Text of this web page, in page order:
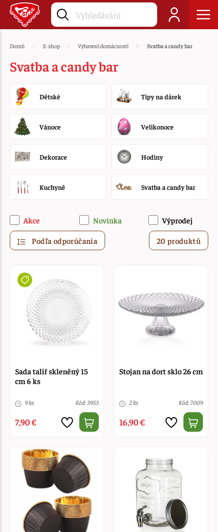
Domů E-shop Vybavení domácnosti Svatba a candy bar
Svatba a candy bar
Dětské Tipy na dárek
Vánoce Velikonoce
Dekorace Hodiny
Kuchyně Svatba a candy bar
Akce Novinka Výprodej
Podľa odporúčania 20 produktů
Sada talíř skleněný 15
cm 6 ks
9 ks Kód: 3953
7,90 €
Stojan na dort sklo 26 cm
2 ks Kód: 7009
16,90 €